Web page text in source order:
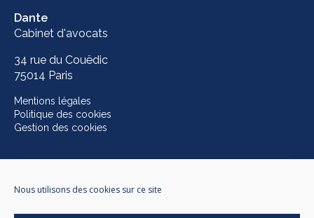
Nous utilisons des cookies sur ce site
Dante
Cabinet d'avocats
34 rue du Couëdic
75014 Paris
Mentions légales
Politique des cookies
Gestion des cookies
Breakfast Included